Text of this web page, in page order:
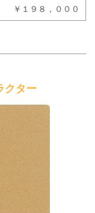
￥１９８，０００
クター